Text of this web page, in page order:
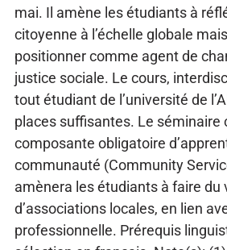
mai. Il amène les étudiants à
citoyenne à l’échelle globale
positionner comme agent de
justice sociale. Le cours,
tout étudiant de l’université de
places suffisantes. Le séminaire
composante obligatoire
communauté (Community
amènera les étudiants à faire du
d’associations locales, en lien
professionnelle. Prérequis